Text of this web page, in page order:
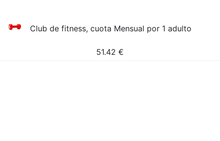
Club de fitness, cuota Mensual por 1 adulto
51.42 €